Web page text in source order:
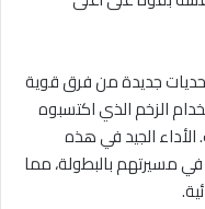
جديدة من فرق قوية
الزخم الذي اكتسبوه
الأداء الجيد في هذه
مسيرتهم بالبطولة، مما